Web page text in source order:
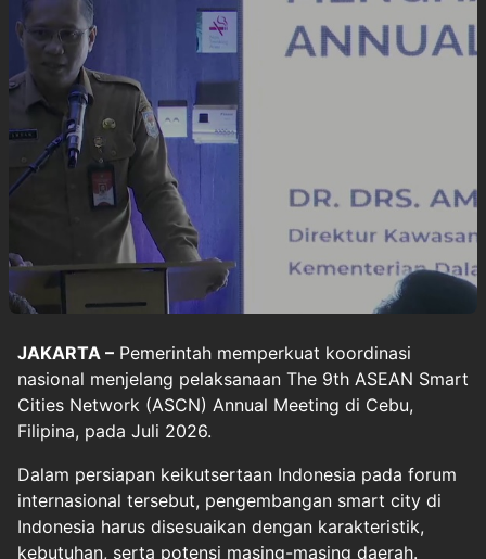
JAKARTA – Pemerintah memperkuat koordinasi
nasional menjelang pelaksanaan The 9th ASEAN Smart
Cities Network (ASCN) Annual Meeting di Cebu,
Filipina, pada Juli 2026.
Dalam persiapan keikutsertaan Indonesia pada forum
internasional tersebut, pengembangan smart city di
Indonesia harus disesuaikan dengan karakteristik,
kebutuhan, serta potensi masing-masing daerah.